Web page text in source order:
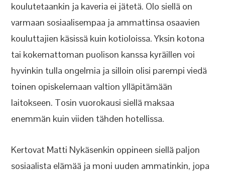
koulutetaankin ja kaveria ei jätetä. Olo siellä on
varmaan sosiaalisempaa ja ammattinsa osaavien
kouluttajien käsissä kuin kotioloissa. Yksin kotona
tai kokemattoman puolison kanssa kyräillen voi
hyvinkin tulla ongelmia ja silloin olisi parempi viedä
toinen opiskelemaan valtion ylläpitämään
laitokseen. Tosin vuorokausi siellä maksaa
enemmän kuin viiden tähden hotellissa.
Kertovat Matti Nykäsenkin oppineen siellä paljon
sosiaalista elämää ja moni uuden ammatinkin, jopa